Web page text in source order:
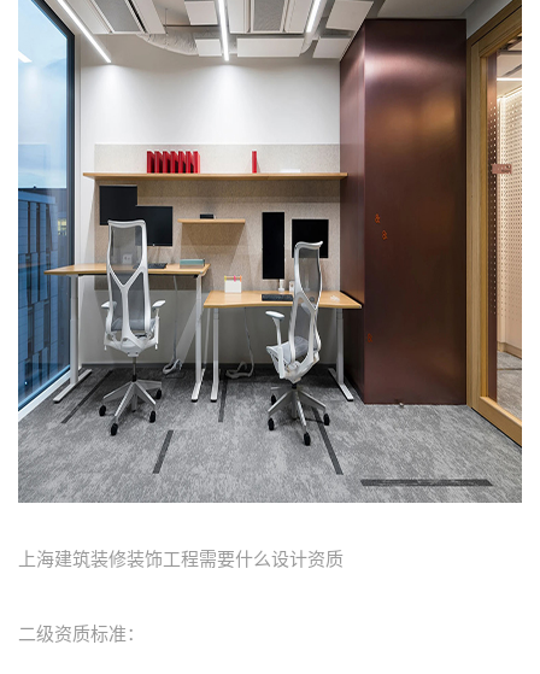
上海建筑装修装饰工程需要什么设计资质
二级资质标准：